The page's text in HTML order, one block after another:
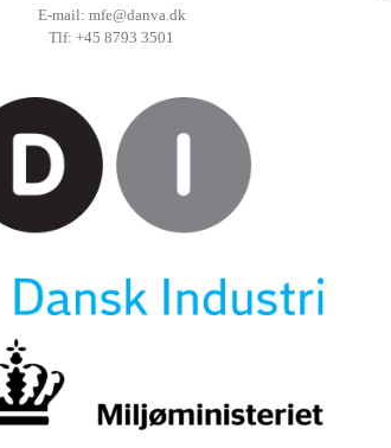
E-mail: mfe@danva.dk
Tlf: +45 8793 3501